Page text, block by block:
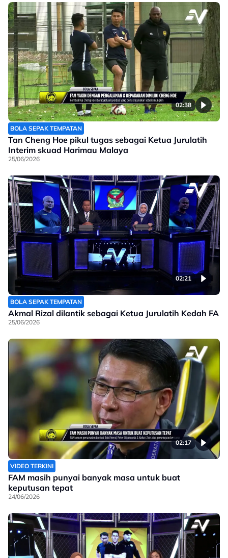
02:38
BOLA SEPAK TEMPATAN
Tan Cheng Hoe pikul tugas sebagai Ketua Jurulatih
Interim skuad Harimau Malaya
25/06/2026
02:21
BOLA SEPAK TEMPATAN
Akmal Rizal dilantik sebagai Ketua Jurulatih Kedah FA
25/06/2026
02:17
VIDEO TERKINI
FAM masih punyai banyak masa untuk buat
keputusan tepat
24/06/2026